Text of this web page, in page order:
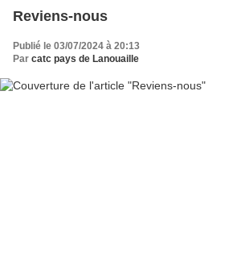
Reviens-nous
Publié le 03/07/2024 à 20:13
Par catc pays de Lanouaille